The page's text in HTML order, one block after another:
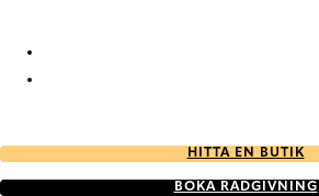
HITTA EN BUTIK
BOKA RÅDGIVNING